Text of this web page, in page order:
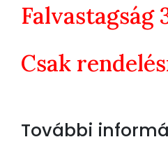
Falvastagság
Csak
További